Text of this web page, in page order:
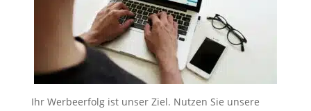
Ihr Werbeerfolg ist unser Ziel. Nutzen Sie unsere